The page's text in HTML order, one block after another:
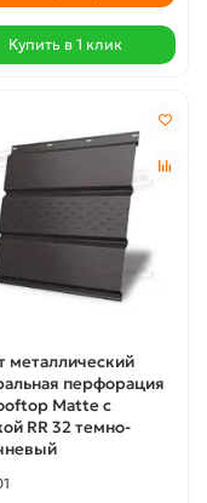
Купить в 1 клик
металлический
перфорация
Matte с
RR 32 темно-